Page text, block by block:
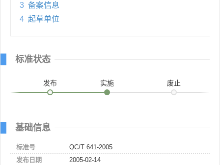
3 备案信息
4 起草单位
标准状态
发布 实施 废止
基础信息
标准号
QC/T 641-2005
发布日期
2005-02-14